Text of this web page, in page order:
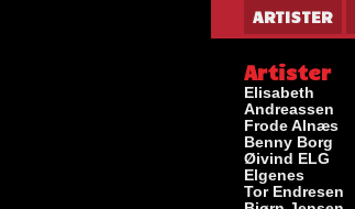
ARTISTER
Artister
Elisabeth
Andreassen
Frode Alnæs
Benny Borg
Øivind ELG
Elgenes
Tor Endresen